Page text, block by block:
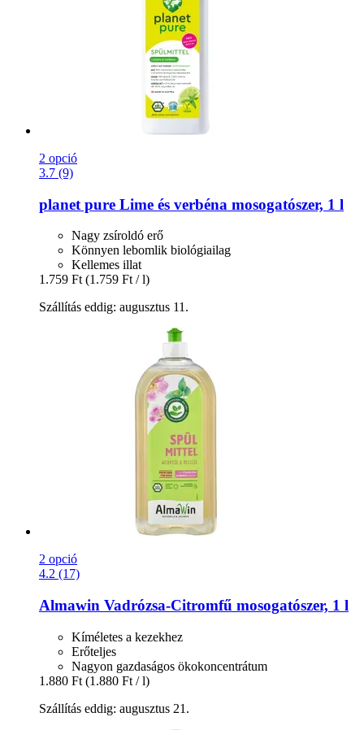
2 opció
3.7 (9)
planet pure Lime és verbéna mosogatószer, 1 l
Nagy zsíroldó erő
Könnyen lebomlik biológiailag
Kellemes illat
1.759 Ft (1.759 Ft / l)
Szállítás eddig: augusztus 11.
2 opció
4.2 (17)
Almawin Vadrózsa-​Citromfű mosogatószer, 1 l
Kíméletes a kezekhez
Erőteljes
Nagyon gazdaságos ökokoncentrátum
1.880 Ft (1.880 Ft / l)
Szállítás eddig: augusztus 21.